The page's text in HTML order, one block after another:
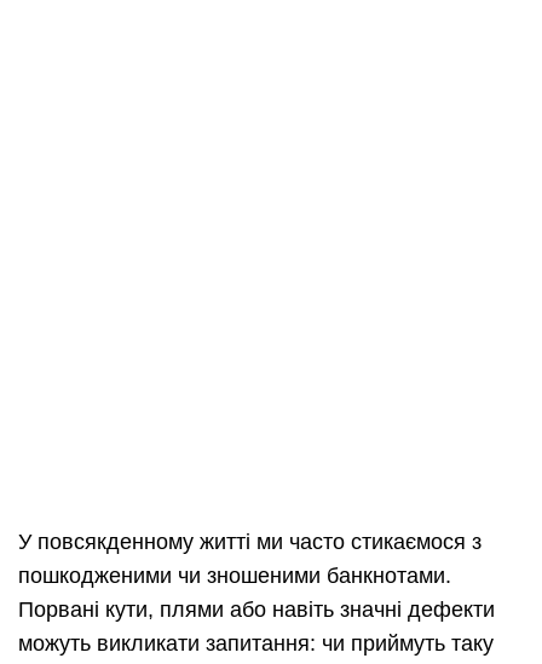
У повсякденному житті ми часто стикаємося з
пошкодженими чи зношеними банкнотами.
Порвані кути, плями або навіть значні дефекти
можуть викликати запитання: чи приймуть таку